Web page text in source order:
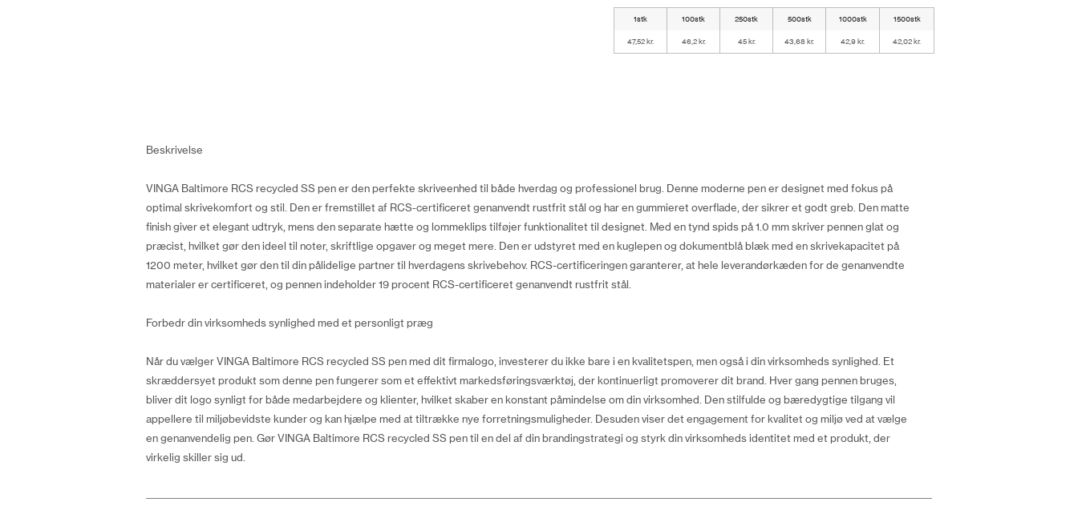
1stk 100stk 250stk 500stk 1000stk 1500stk
47,52 kr. 46,2 kr. 45 kr. 43,68 kr. 42,9 kr. 42,02 kr.
Beskrivelse
VINGA Baltimore RCS recycled SS pen er den perfekte skriveenhed til både hverdag og professionel brug. Denne moderne pen er designet med fokus på
optimal skrivekomfort og stil. Den er fremstillet af RCS-certificeret genanvendt rustfrit stål og har en gummieret overflade, der sikrer et godt greb. Den matte
finish giver et elegant udtryk, mens den separate hætte og lommeklips tilføjer funktionalitet til designet. Med en tynd spids på 1.0 mm skriver pennen glat og
præcist, hvilket gør den ideel til noter, skriftlige opgaver og meget mere. Den er udstyret med en kuglepen og dokumentblå blæk med en skrivekapacitet på
1200 meter, hvilket gør den til din pålidelige partner til hverdagens skrivebehov. RCS-certificeringen garanterer, at hele leverandørkæden for de genanvendte
materialer er certificeret, og pennen indeholder 19 procent RCS-certificeret genanvendt rustfrit stål.
Forbedr din virksomheds synlighed med et personligt præg
Når du vælger VINGA Baltimore RCS recycled SS pen med dit firmalogo, investerer du ikke bare i en kvalitetspen, men også i din virksomheds synlighed. Et
skræddersyet produkt som denne pen fungerer som et effektivt markedsføringsværktøj, der kontinuerligt promoverer dit brand. Hver gang pennen bruges,
bliver dit logo synligt for både medarbejdere og klienter, hvilket skaber en konstant påmindelse om din virksomhed. Den stilfulde og bæredygtige tilgang vil
appellere til miljøbevidste kunder og kan hjælpe med at tiltrække nye forretningsmuligheder. Desuden viser det engagement for kvalitet og miljø ved at vælge
en genanvendelig pen. Gør VINGA Baltimore RCS recycled SS pen til en del af din brandingstrategi og styrk din virksomheds identitet med et produkt, der
virkelig skiller sig ud.